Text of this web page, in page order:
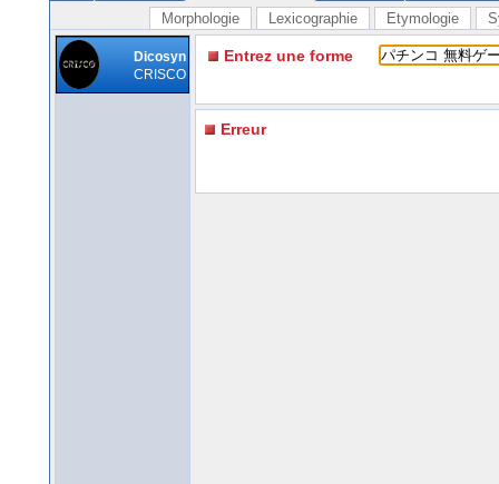
Morphologie Lexicographie Etymologie
Dicosyn
CRISCO
Entrez une forme
Erreur